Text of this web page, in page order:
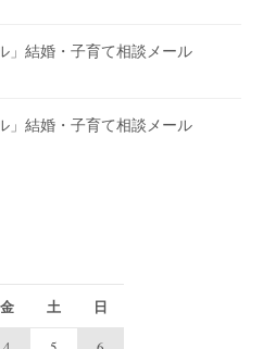
」結婚・子育て相談メール
」結婚・子育て相談メール
金 土 日